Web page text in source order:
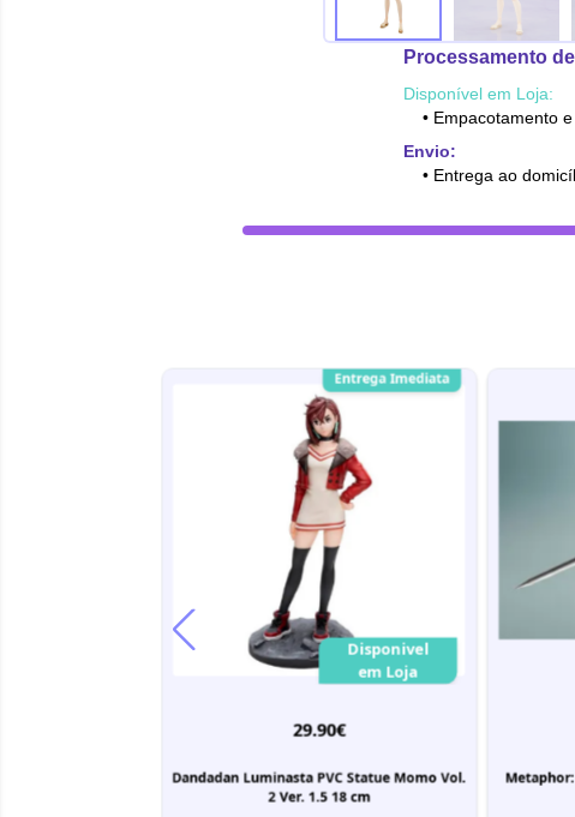
Processamento
Disponível em Loja:
• Empacotamento
Envio:
• Entrega ao
Entrega Imediata
Disponivel
em Loja
29.90€
Dandadan Luminasta PVC Statue Momo Vol.
2 Ver. 1.5 18 cm